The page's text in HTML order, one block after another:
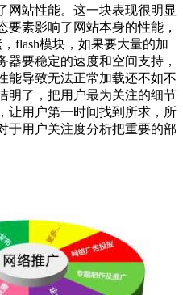
站性能。这一块表现很明显
要素影响了网站本身的性能，
flash模块，如果要大量的加
器要稳定的速度和空间支持，
能导致无法正常加载还不如不
明了，把用户最为关注的细节
让用户第一时间找到所求，所
于用户关注度分析把重要的部